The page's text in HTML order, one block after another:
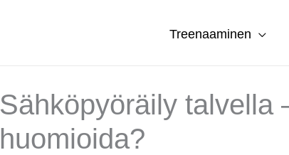
Treenaaminen
Sähköpyöräily talvella
huomioida?